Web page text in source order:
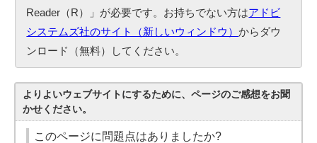
Reader（R）」が必要です。お持ちでない方はアドビ
システムズ社のサイト（新しいウィンドウ）からダウ
ンロード（無料）してください。
よりよいウェブサイトにするために、ページのご感想をお聞
かせください。
このページに問題点はありましたか?